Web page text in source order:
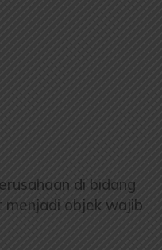
di bidang
menjadi objek wajib